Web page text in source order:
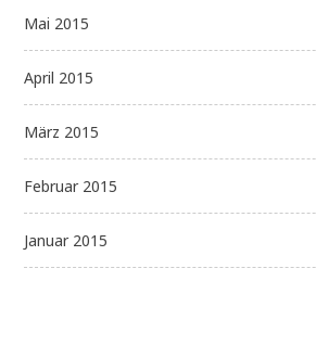
Mai 2015
April 2015
März 2015
Februar 2015
Januar 2015